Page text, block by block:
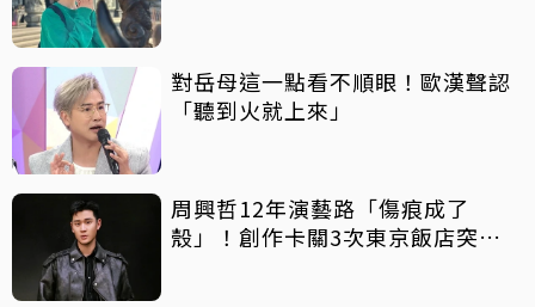
對岳母這一點看不順眼！歐漢聲認
「聽到火就上來」
周興哲12年演藝路「傷痕成了
殼」！創作卡關3次東京飯店突找